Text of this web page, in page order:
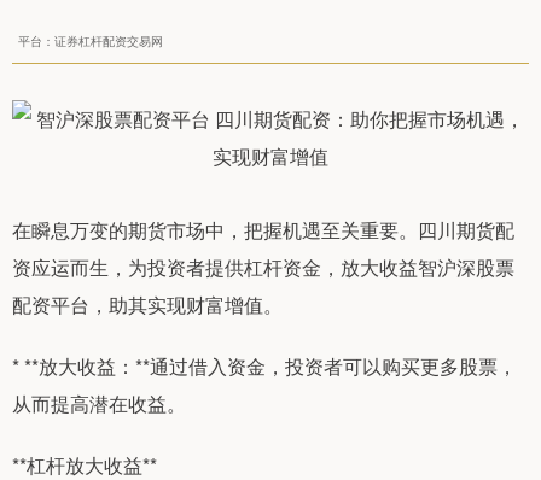
平台：证券杠杆配资交易网
在瞬息万变的期货市场中，把握机遇至关重要。四川期货配
资应运而生，为投资者提供杠杆资金，放大收益智沪深股票
配资平台，助其实现财富增值。
* **放大收益：**通过借入资金，投资者可以购买更多股票，
从而提高潜在收益。
**杠杆放大收益**